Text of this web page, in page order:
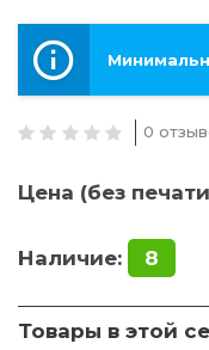
0
Цена (без
Наличие: 8
Товары в этой